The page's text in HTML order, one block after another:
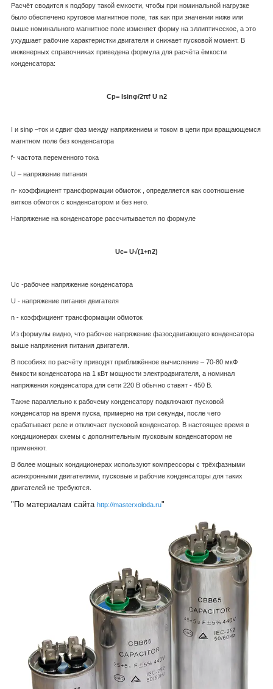
Расчёт сводится к подбору такой емкости, чтобы при номинальной нагрузке
было обеспечено круговое магнитное поле, так как при значении ниже или
выше номинального магнитное поле изменяет форму на эллиптическое, а это
ухудшает рабочие характеристки двигателя и снижает пусковой момент. В
инженерных справочниках приведена формула для расчёта ёмкости
конденсатора:
Ср= Isinφ/2πf U n2
I и sinφ –ток и сдвиг фаз между напряжением и током в цепи при вращающемся
магнтном поле без конденсатора
f- частота переменного тока
U – напряжение питания
n- коэффициент трансформации обмоток , определяется как соотношение
витков обмоток с конденсатором и без него.
Напряжение на конденсаторе рассчитывается по формуле
Uc= U√(1+n2)
Uc -рабочее напряжение конденсатора
U - напряжение питания двигателя
n - коэффициент трансформации обмоток
Из формулы видно, что рабочее напряжение фазосдвигающего конденсатора
выше напряжения питания двигателя.
В пособиях по расчёту приводят приближённое вычисление – 70-80 мкФ
ёмкости конденсатора на 1 кВт мощности электродвигателя, а номинал
напряжения конденсатора для сети 220 В обычно ставят - 450 В.
Также параллельно к рабочему конденсатору подключают пусковой
конденсатор на время пуска, примерно на три секунды, после чего
срабатывает реле и отключает пусковой конденсатор. В настоящее время в
кондиционерах схемы с дополнительным пусковым конденсатором не
применяют.
В более мощных кондиционерах используют компрессоры с трёхфазными
асинхронными двигателями, пусковые и рабочие конденсаторы для таких
двигателей не требуются.
"По материалам сайта http://masterxoloda.ru"